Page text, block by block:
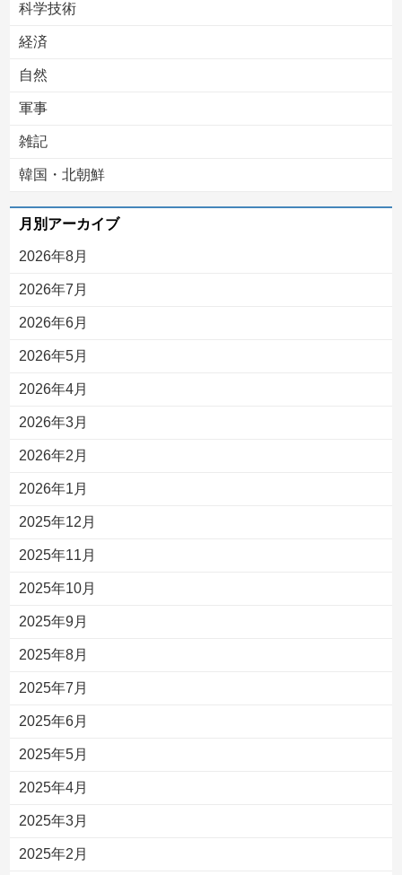
科学技術
経済
自然
軍事
雑記
韓国・北朝鮮
月別アーカイブ
2026年8月
2026年7月
2026年6月
2026年5月
2026年4月
2026年3月
2026年2月
2026年1月
2025年12月
2025年11月
2025年10月
2025年9月
2025年8月
2025年7月
2025年6月
2025年5月
2025年4月
2025年3月
2025年2月